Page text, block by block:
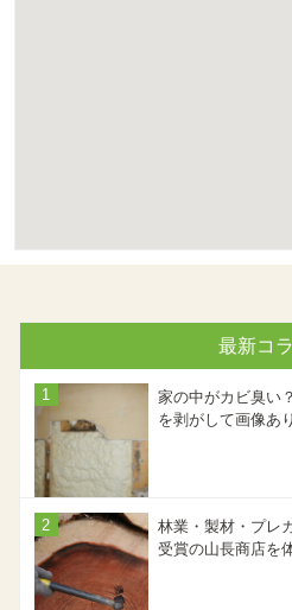
最新コ
家の中がカビ臭い
を剥がして画像あり
林業・製材・プレ
受賞の山長商店を